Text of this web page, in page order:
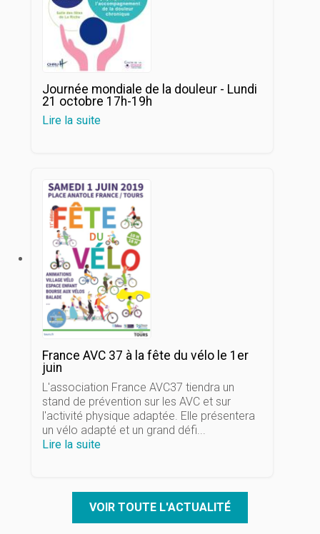
Journée mondiale de la douleur - Lundi
21 octobre 17h-19h
Lire la suite
France AVC 37 à la fête du vélo le 1er
juin
L'association France AVC37 tiendra un
stand de prévention sur les AVC et sur
l'activité physique adaptée. Elle présentera
un vélo adapté et un grand défi...
Lire la suite
VOIR TOUTE L'ACTUALITÉ